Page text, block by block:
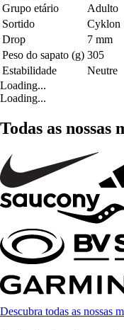
Grupo etário
Adulto
Sortido
Cyklon
Drop
7 mm
Peso do sapato (g) 305
Estabilidade
Neutre
Loading...
Loading...
Todas as nossas
Descubra todas as nossas